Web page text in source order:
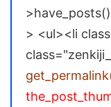
> <ul><li